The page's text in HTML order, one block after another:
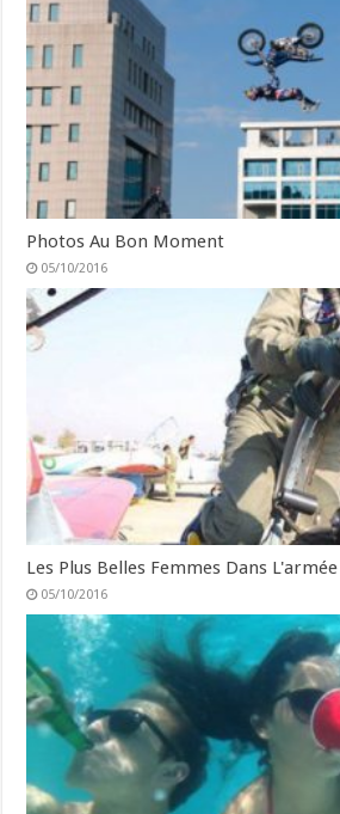
Photos Au Bon Moment
05/10/2016
Les Plus Belles Femmes Dans L'armée
05/10/2016